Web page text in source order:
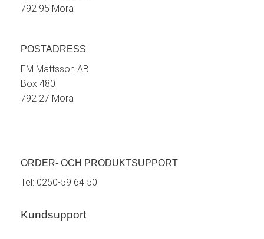
792 95 Mora
POSTADRESS
FM Mattsson AB
Box 480
792 27 Mora
ORDER- OCH PRODUKTSUPPORT
Tel: 0250-59 64 50
Kundsupport